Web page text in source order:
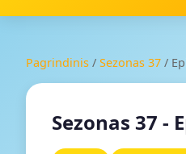
Pagrindinis / Sezonas 37 /
Sezonas 37 -